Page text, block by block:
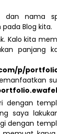
dan nama
Blog kita.
Kalo kita
panjang
p/
dengan
saya
dengan